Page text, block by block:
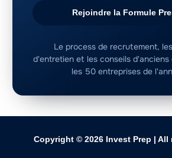
Rejoindre la Formule
Copyright © 2026 Invest Prep | All